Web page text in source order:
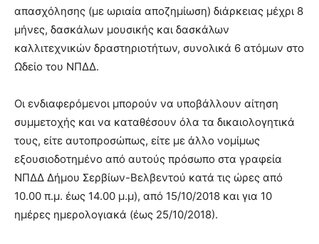
απασχόλησης (με ωριαία αποζημίωση) διάρκειας μέχρι 8
μήνες, δασκάλων μουσικής και δασκάλων
καλλιτεχνικών δραστηριοτήτων, συνολικά 6 ατόμων στο
Ωδείο του ΝΠΔΔ.
Οι ενδιαφερόμενοι μπορούν να υποβάλλουν αίτηση
συμμετοχής και να καταθέσουν όλα τα δικαιολογητικά
τους, είτε αυτοπροσώπως, είτε με άλλο νομίμως
εξουσιοδοτημένο από αυτούς πρόσωπο στα γραφεία
ΝΠΔΔ Δήμου Σερβίων-Βελβεντού κατά τις ώρες από
10.00 π.μ. έως 14.00 μ.μ), από 15/10/2018 και για 10
ημέρες ημερολογιακά (έως 25/10/2018).